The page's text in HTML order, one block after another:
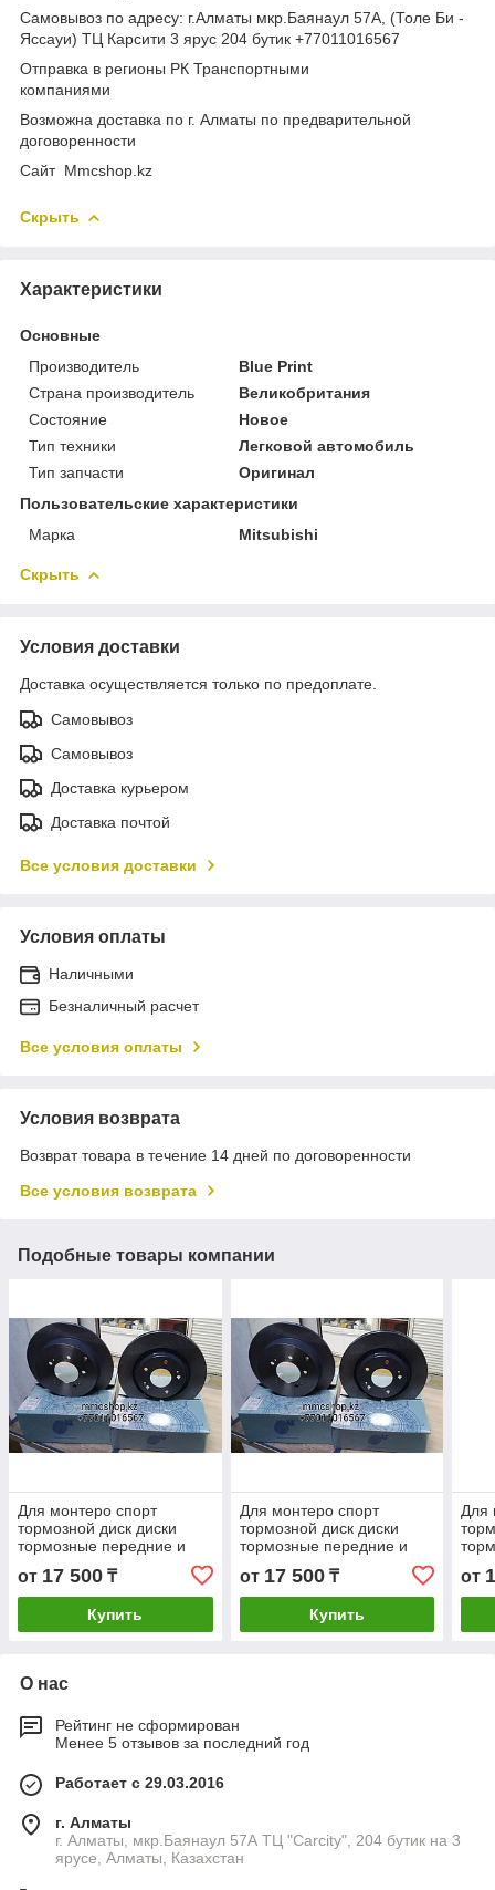
Самовывоз по адресу: г.Алматы мкр.Баянаул 57А, (Толе Би -
Яссауи) ТЦ Карсити 3 ярус 204 бутик +77011016567
Отправка в регионы РК Транспортными
компаниями
Возможна доставка по г. Алматы по предварительной
договоренности
Cайт Mmcshop.kz
Скрыть
Характеристики
Основные
Производитель
Blue Print
Страна производитель
Великобритания
Состояние
Новое
Тип техники
Легковой автомобиль
Тип запчасти
Оригинал
Пользовательские характеристики
Марка
Mitsubishi
Скрыть
Условия доставки
Доставка осуществляется только по предоплате.
Самовывоз
Самовывоз
Доставка курьером
Доставка почтой
Все условия доставки
Условия оплаты
Наличными
Безналичный расчет
Все условия оплаты
Условия возврата
Возврат товара в течение 14 дней по договоренности
Все условия возврата
Подобные товары компании
Для монтеро спорт
тормозной диск диски
тормозные передние и
задние Англия митсубиси
запчасти Blueprint
от 17 500 ₸
Купить
Для монтеро спорт
тормозной диск диски
тормозные передние и
задние Англия митсубиси
запчасти Blueprint
от 17 500₸
Купить
Для
от
О нас
Рейтинг не сформирован
Менее 5 отзывов за последний год
Работает с 29.03.2016
г. Алматы
г. Алматы, мкр.Баянаул 57А ТЦ "Carcity", 204 бутик на 3
ярусе, Алматы, Казахстан